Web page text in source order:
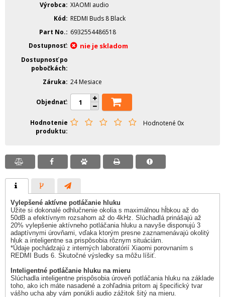
Výrobca XIAOMI audio
Kód
REDMI Buds 8 Black
Part No.
6932554486518
Dostupnosť
nie je skladom
Dostupnosť po
pobočkách
Záruka 24 Mesiace
Objednať
Hodnotenie
produktu
Hodnotené 0x
Vylepšené aktívne potláčanie hluku
Užite si dokonalé odhlučnenie okolia s maximálnou hĺbkou až do
50dB a efektívnym rozsahom až do 4kHz. Slúchadlá prinášajú až
20% vylepšenie aktívneho potláčania hluku a navyše disponujú 3
adaptívnymi úrovňami, vďaka ktorým presne zaznamenávajú okolitý
hluk a inteligentne sa prispôsobia rôznym situáciám.
*Údaje pochádzajú z interných laboratórií Xiaomi porovnaním s
REDMI Buds 6. Skutočné výsledky sa môžu líšiť.
Inteligentné potláčanie hluku na mieru
Slúchadla inteligentne prispôsobia úroveň potláčania hluku na základe
toho, ako ich máte nasadené a zohľadnia pritom aj špecifický tvar
vášho ucha aby vám ponúkli audio zážitok šitý na mieru.